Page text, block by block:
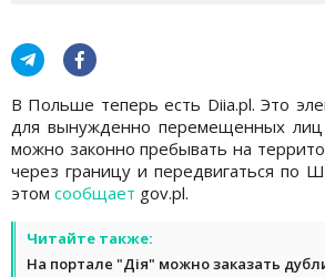
В Польше теперь есть Diia.pl. Это
для вынужденно перемещенных
можно законно пребывать на
через границу и передвигаться по
этом сообщает gov.pl.
Читайте также:
На портале "Дія" можно заказать